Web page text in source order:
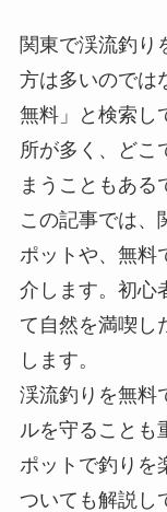
関東で渓流釣り
方は多いのでは
無料」と検索し
所が多く、どこ
まうこともある
この記事では、
ポットや、無料
介します。初心
て自然を満喫し
します。
渓流釣りを無料
ルを守ることも
ポットで釣りを
ついても解説し